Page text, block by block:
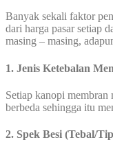
Banyak sekali faktor
dari harga pasar setiap
masing – masing,
1. Jenis Ketebalan
Setiap kanopi
berbeda sehingga itu
2. Spek Besi (Tebal/